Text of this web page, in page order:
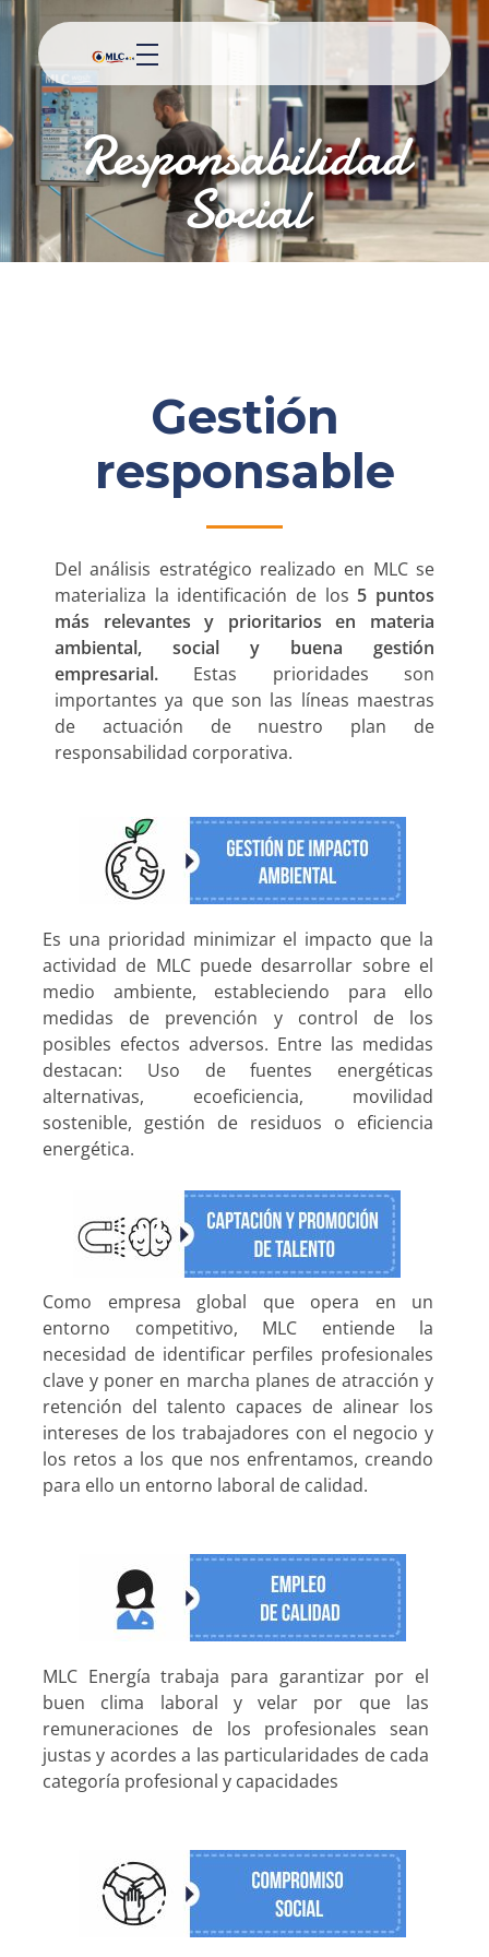
Responsabilidad
Social
Gestión
responsable
Del análisis estratégico realizado en MLC se
materializa la identificación de los 5 puntos
más relevantes y prioritarios en materia
ambiental, social y buena gestión
empresarial. Estas prioridades son
importantes ya que son las líneas maestras
de actuación de nuestro plan de
responsabilidad corporativa.
Es una prioridad minimizar el impacto que la
actividad de MLC puede desarrollar sobre el
medio ambiente, estableciendo para ello
medidas de prevención y control de los
posibles efectos adversos. Entre las medidas
destacan: Uso de fuentes energéticas
alternativas, ecoeficiencia, movilidad
sostenible, gestión de residuos o eficiencia
energética.
Como empresa global que opera en un
entorno competitivo, MLC entiende la
necesidad de identificar perfiles profesionales
clave y poner en marcha planes de atracción y
retención del talento capaces de alinear los
intereses de los trabajadores con el negocio y
los retos a los que nos enfrentamos, creando
para ello un entorno laboral de calidad.
MLC Energía trabaja para garantizar por el
buen clima laboral y velar por que las
remuneraciones de los profesionales sean
justas y acordes a las particularidades de cada
categoría profesional y capacidades